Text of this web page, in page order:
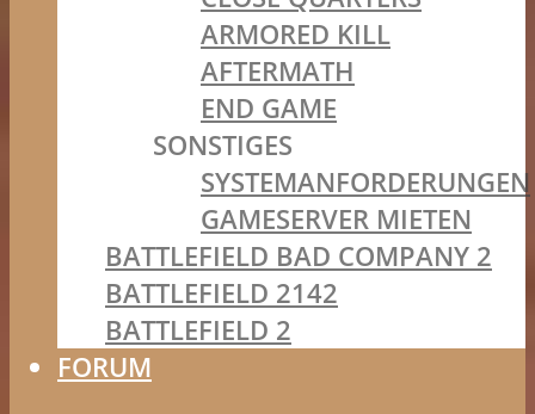
ARMORED KILL
AFTERMATH
END GAME
SONSTIGES
SYSTEMANFORDERUNGEN
GAMESERVER MIETEN
BATTLEFIELD BAD COMPANY 2
BATTLEFIELD 2142
BATTLEFIELD 2
FORUM